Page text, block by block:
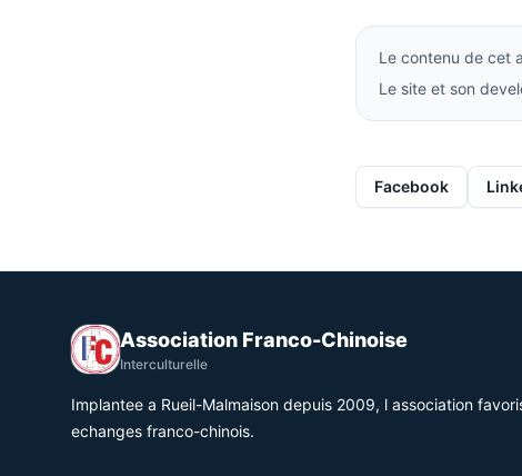
Le contenu de cet
Le site et son
Facebook
Association Franco-Chinoise
Interculturelle
Implantee a Rueil-Malmaison depuis 2009, l association
echanges franco-chinois.